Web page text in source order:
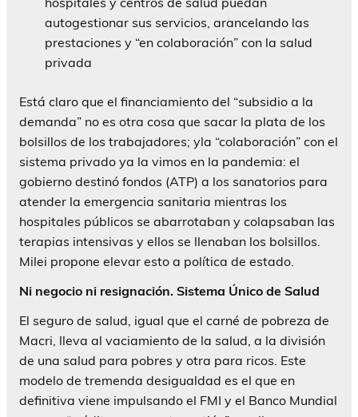
autogestionar sus servicios, arancelando las
prestaciones y “en colaboración” con la salud
privada
Está claro que el financiamiento del “subsidio a la
demanda” no es otra cosa que sacar la plata de los
bolsillos de los trabajadores; yla “colaboración” con el
sistema privado ya la vimos en la pandemia: el
gobierno destinó fondos (ATP) a los sanatorios para
atender la emergencia sanitaria mientras los
hospitales públicos se abarrotaban y colapsaban las
terapias intensivas y ellos se llenaban los bolsillos.
Milei propone elevar esto a política de estado.
Ni negocio ni resignación. Sistema Único de Salud
El seguro de salud, igual que el carné de pobreza de
Macri, lleva al vaciamiento de la salud, a la división
de una salud para pobres y otra para ricos. Este
modelo de tremenda desigualdad es el que en
definitiva viene impulsando el FMI y el Banco Mundial